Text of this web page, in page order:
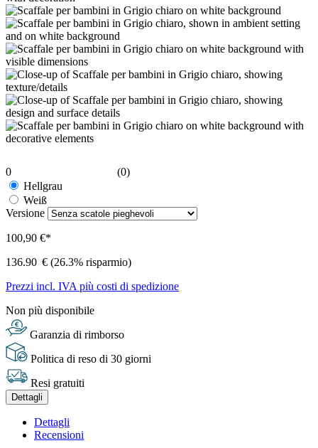
0
(0)
Hellgrau
Weiß
Versione
100,90 €*
136.90 € (26.3% risparmio)
Prezzi incl. IVA più costi di spedizione
Non più disponibile
Garanzia di rimborso
Politica di reso di 30 giorni
Resi gratuiti
Dettagli
Dettagli
Recensioni